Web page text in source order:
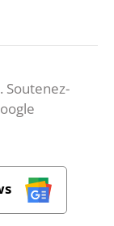
Soutenez-